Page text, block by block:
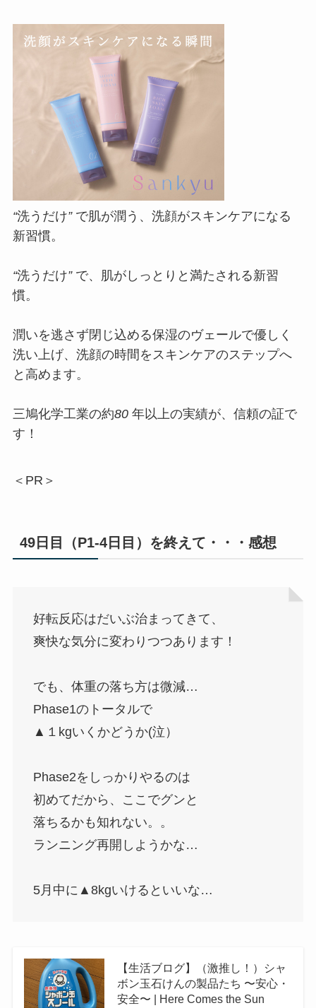
“洗うだけ” で肌が潤う、洗顔がスキンケアになる
新習慣。
“洗うだけ” で、肌がしっとりと満たされる新習
慣。
潤いを逃さず閉じ込める保湿のヴェールで優しく
洗い上げ、洗顔の時間をスキンケアのステップへ
と高めます。
三鳩化学工業の約80 年以上の実績が、信頼の証で
す！
＜PR＞
49日目（P1-4日目）を終えて・・・感想
好転反応はだいぶ治まってきて、
爽快な気分に変わりつつあります！
でも、体重の落ち方は微減…
Phase1のトータルで
▲１kgいくかどうか(泣）
Phase2をしっかりやるのは
初めてだから、ここでグンと
落ちるかも知れない。。
ランニング再開しようかな…
5月中に▲8kgいけるといいな…
【生活ブログ】（激推し！）シャ
ボン玉石けんの製品たち 〜安心・
安全〜 | Here Comes the Sun